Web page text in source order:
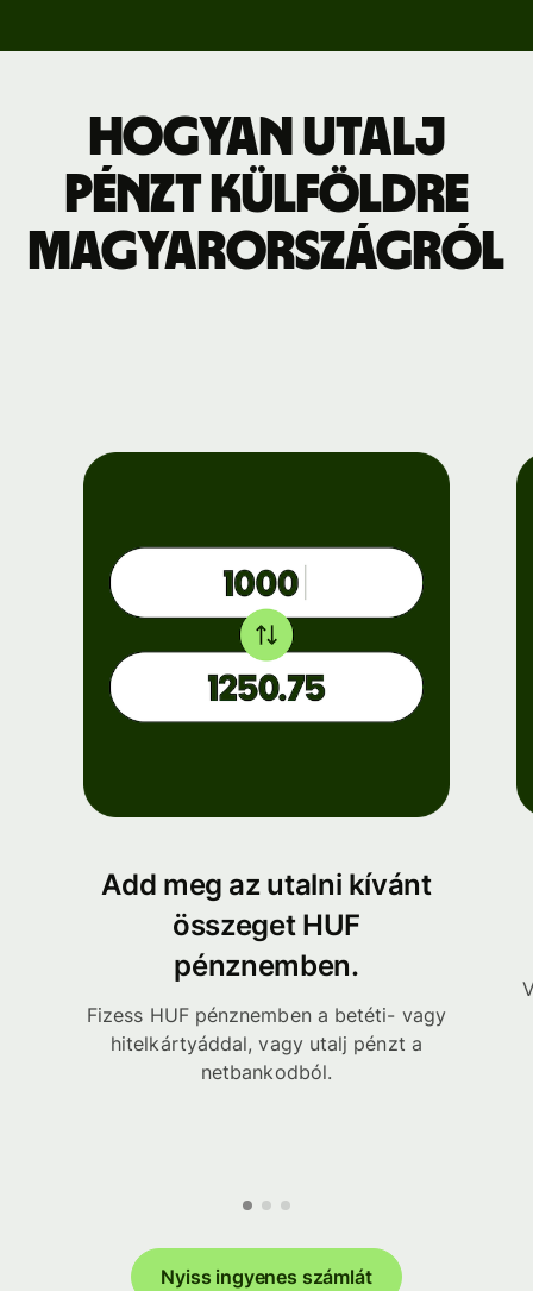
Hogyan utalj
pénzt külföldre
Magyarországról
Add meg az utalni kívánt
összeget HUF
pénznemben.
Fizess HUF pénznemben a betéti- vagy
hitelkártyáddal, vagy utalj pénzt a
netbankodból.
Nyiss ingyenes számlát